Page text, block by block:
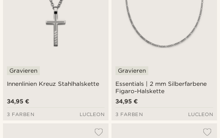
Innenlinien Kreuz Stahlhalskette
Gravieren
34,95 €
3 FARBEN LUCLEON
Essentials | 2 mm Silberfarbene
Figaro-Halskette
Gravieren
34,95 €
3 FARBEN LUCLEON